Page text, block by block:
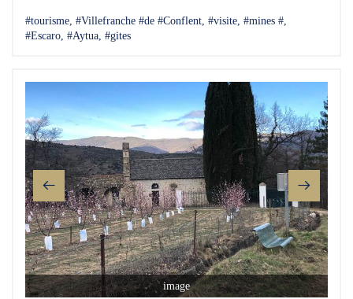
#tourisme, #Villefranche #de #Conflent, #visite, #mines #,
#Escaro, #Aytua, #gites
image